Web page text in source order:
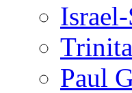
Paul